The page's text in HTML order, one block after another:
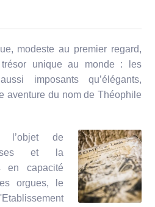
modeste au premier regard,
unique au monde : les
imposants qu’élégants,
aventure du nom de Théophile
l’objet de
et la
en capacité
orgues, le